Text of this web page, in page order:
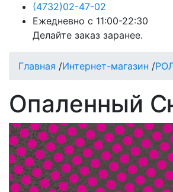
(4732)02-47-02
Ежедневно с 11:00-22:30
Делайте заказ заранее.
Главная /Интернет-магазин /
Опаленный